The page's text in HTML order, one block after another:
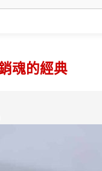
魂的經典